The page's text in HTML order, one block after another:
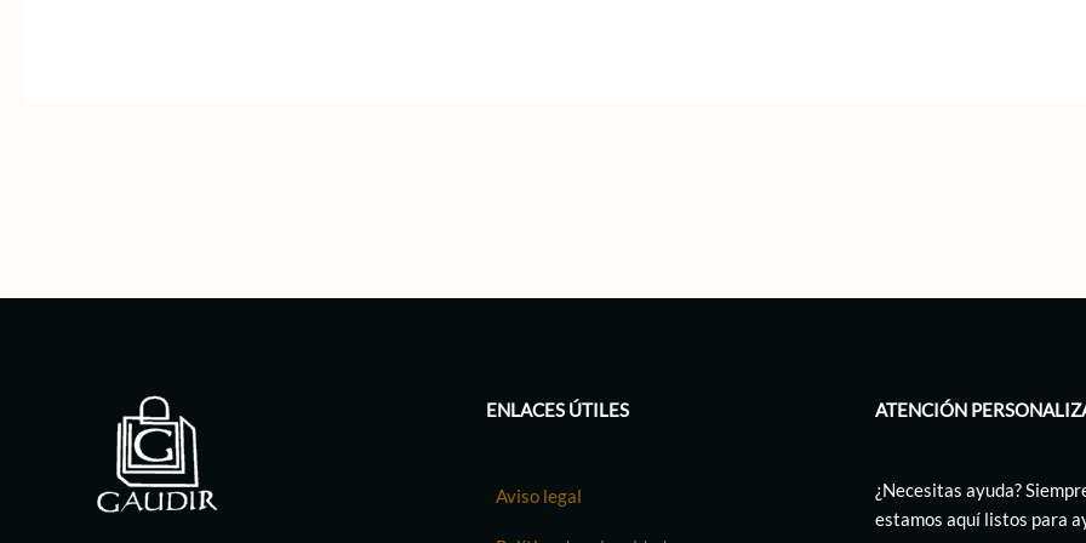
ENLACES ÚTILES
Aviso legal
ATENCIÓN
¿Necesitas ayuda?
estamos aquí listos para